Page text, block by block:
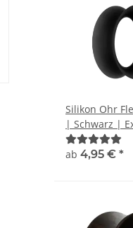
Silikon Ohr
| Schwarz |
| Double Flared
ab 4,95 € *